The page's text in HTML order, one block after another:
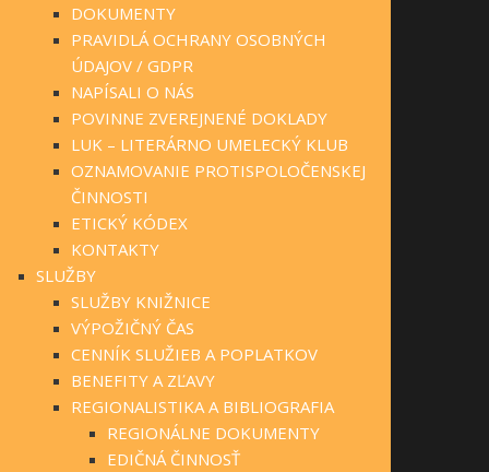
DOKUMENTY
PRAVIDLÁ OCHRANY OSOBNÝCH
ÚDAJOV / GDPR
NAPÍSALI O NÁS
POVINNE ZVEREJNENÉ DOKLADY
LUK – LITERÁRNO UMELECKÝ KLUB
OZNAMOVANIE PROTISPOLOČENSKEJ
ČINNOSTI
ETICKÝ KÓDEX
KONTAKTY
SLUŽBY
SLUŽBY KNIŽNICE
VÝPOŽIČNÝ ČAS
CENNÍK SLUŽIEB A POPLATKOV
BENEFITY A ZĽAVY
REGIONALISTIKA A BIBLIOGRAFIA
REGIONÁLNE DOKUMENTY
EDIČNÁ ČINNOSŤ